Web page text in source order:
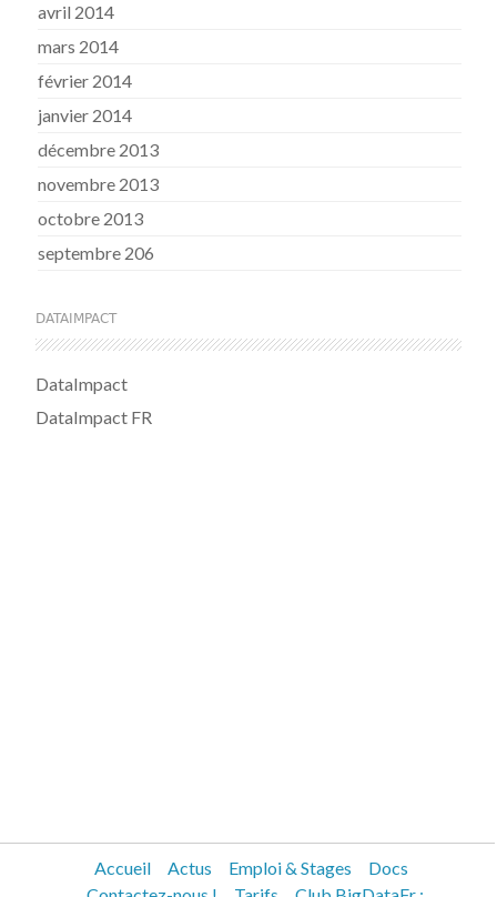
avril 2014
mars 2014
février 2014
janvier 2014
décembre 2013
novembre 2013
octobre 2013
septembre 206
DATAIMPACT
DataImpact
DataImpact FR
Accueil Actus Emploi & Stages
Docs